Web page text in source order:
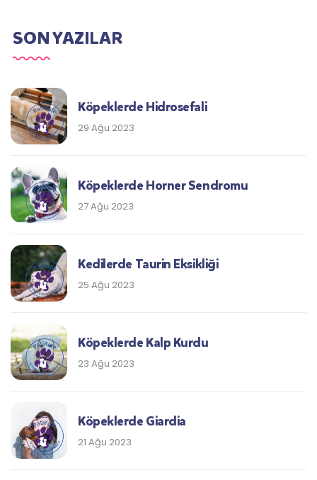
SON YAZILAR
Köpeklerde Hidrosefali
29 Ağu 2023
Köpeklerde Horner Sendromu
27 Ağu 2023
Kedilerde Taurin Eksikliği
25 Ağu 2023
Köpeklerde Kalp Kurdu
23 Ağu 2023
Köpeklerde Giardia
21 Ağu 2023